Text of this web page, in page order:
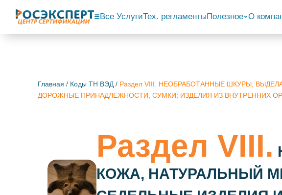
Все УслугиТех. регламенты Полезное О
Главная / Коды ТН ВЭД / Раздел VIII. НЕОБРАБОТАННЫЕ ШКУРЫ,
ДОРОЖНЫЕ ПРИНАДЛЕЖНОСТИ, СУМКИ; ИЗДЕЛИЯ ИЗ ВНУТРЕННИХ
Раздел VIII.
КОЖА, НАТУРАЛЬНЫЙ